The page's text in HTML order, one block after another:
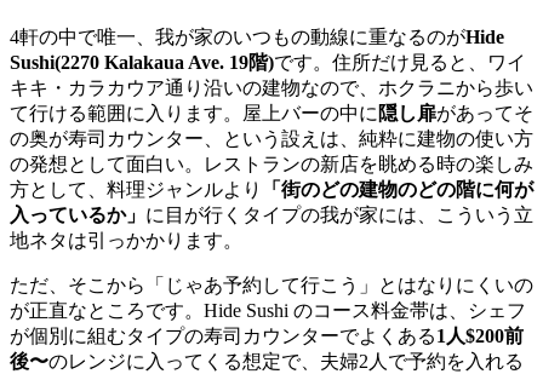
4軒の中で唯一、我が家のいつもの動線に重なるのがHide
Sushi(2270 Kalakaua Ave. 19階)です。住所だけ見ると、ワイ
キキ・カラカウア通り沿いの建物なので、ホクラニから歩い
て行ける範囲に入ります。屋上バーの中に 隠し扉があってそ
の奥が寿司カウンター、という設えは、純粋に建物の使い方
の発想として面白い。レストランの新店を眺める時の楽しみ
方として、料理ジャンルより
「街のどの建物のどの階に何が
入っているか」 に目が行くタイプの我が家には、こういう立
地ネタは引っかかります。
ただ、そこから「じゃあ予約して行こう」とはなりにくいの
が正直なところです。Hide Sushi のコース料金帯は、シェフ
が個別に組むタイプの寿司カウンターでよくある1人$200前
後〜のレンジに入ってくる想定で、夫婦2人で予約を入れる